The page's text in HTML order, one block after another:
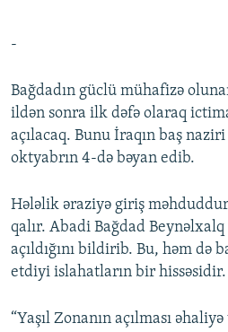
XƏBƏR BÜLLETENLƏRIMIZ
-
Bağdadın güclü mühafizə
ildən sonra ilk dəfə olaraq
açılacaq. Bunu İraqın baş
oktyabrın 4-də bəyan edib.
Hələlik əraziyə giriş
qalır. Abadi Bağdad Beynəlxalq
açıldığını bildirib. Bu, həm də
etdiyi islahatların bir hissəsidir.
“Yaşıl Zonanın açılması